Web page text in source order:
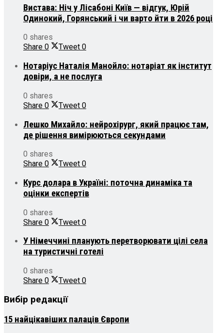
Вистава: Ніч у Лісабоні Київ — відгук, Юрій
Одинокий, Горянський і чи варто йти в 2026 році
0 shares
Share 0 Tweet 0
Нотаріус Наталія Манойло: нотаріат як інститут
довіри, а не послуга
0 shares
Share 0 Tweet 0
Лешко Михайло: нейрохірург, який працює там,
де рішення вимірюються секундами
0 shares
Share 0 Tweet 0
Курс долара в Україні: поточна динаміка та
оцінки експертів
0 shares
Share 0 Tweet 0
У Німеччині планують перетворювати цілі села
на туристичні готелі
0 shares
Share 0 Tweet 0
Вибір редакції
15 найцікавіших палаців Європи